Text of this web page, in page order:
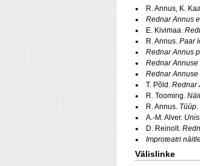
R. Annus, K.
Rednar Annus
E. Kivimaa.
R. Annus. Paar
Rednar Annus
Rednar Annuse
Rednar Annuse
T. Põld. Rednar
R. Tooming.
R. Annus. Tüüp
A.-M. Alver.
D. Reinolt.
Improteatri
Välislinke